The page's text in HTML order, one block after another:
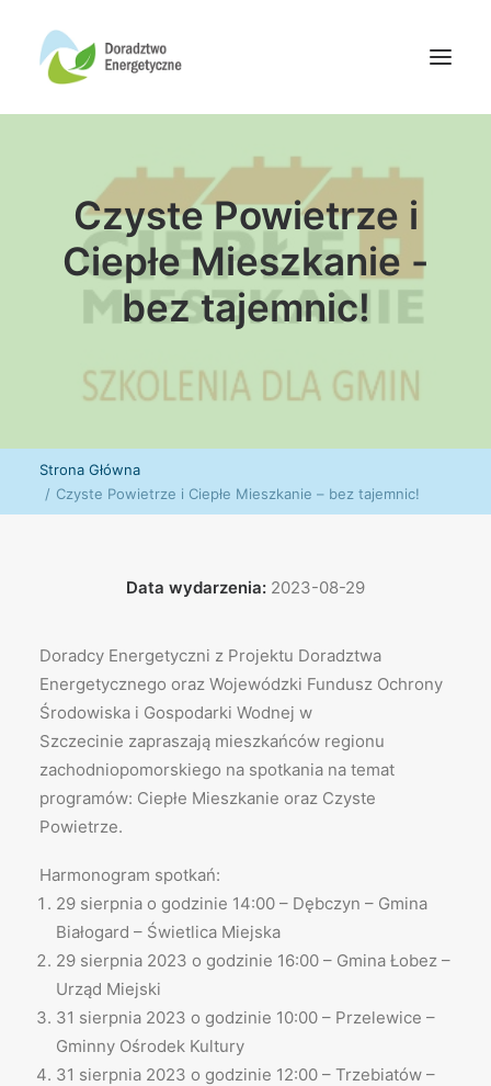
Oferta doradców
Aktualności
Wydarzenia
Oferta finansowania
Kontakt
Wyszukiwanie
Czyste Powietrze i
Ciepłe Mieszkanie -
bez tajemnic!
Strona Główna
Czyste Powietrze i Ciepłe Mieszkanie – bez tajemnic!
Data wydarzenia: 2023-08-29
Doradcy Energetyczni z Projektu Doradztwa
Energetycznego oraz Wojewódzki Fundusz Ochrony
Środowiska i Gospodarki Wodnej w
Szczecinie zapraszają mieszkańców regionu
zachodniopomorskiego na spotkania na temat
programów: Ciepłe Mieszkanie oraz Czyste
Powietrze.
Harmonogram spotkań:
29 sierpnia o godzinie 14:00 – Dębczyn – Gmina
Białogard – Świetlica Miejska
29 sierpnia 2023 o godzinie 16:00 – Gmina Łobez –
Urząd Miejski
31 sierpnia 2023 o godzinie 10:00 – Przelewice –
Gminny Ośrodek Kultury
31 sierpnia 2023 o godzinie 12:00 – Trzebiatów –